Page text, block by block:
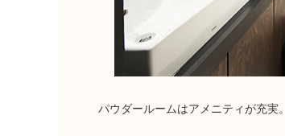
パウダールームはアメニティが充実